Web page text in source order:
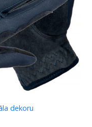
dekoru